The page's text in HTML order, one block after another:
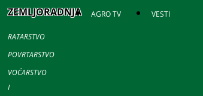
ZEMLJORADNJA
RATARSTVO
POVRTARSTVO
VOĆARSTVO
I
AGRO TV VESTI